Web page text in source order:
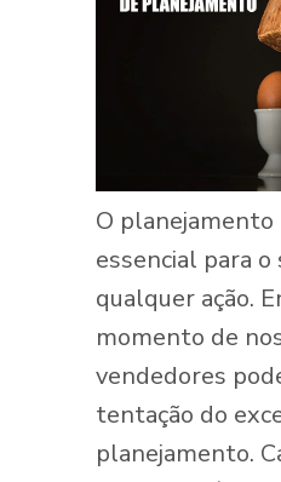
O planejamento
essencial para o
qualquer ação.
momento de
vendedores
tentação do
planejamento.